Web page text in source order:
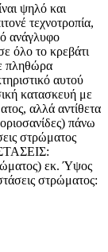
ψηλό και
τεχνοτροπία,
ανάγλυφο
το κρεβάτι
πληθώρα
αυτού
κατασκευή με
αλλά αντίθετα
πάνω
στρώματος
εκ. Ύψος
στρώματος: